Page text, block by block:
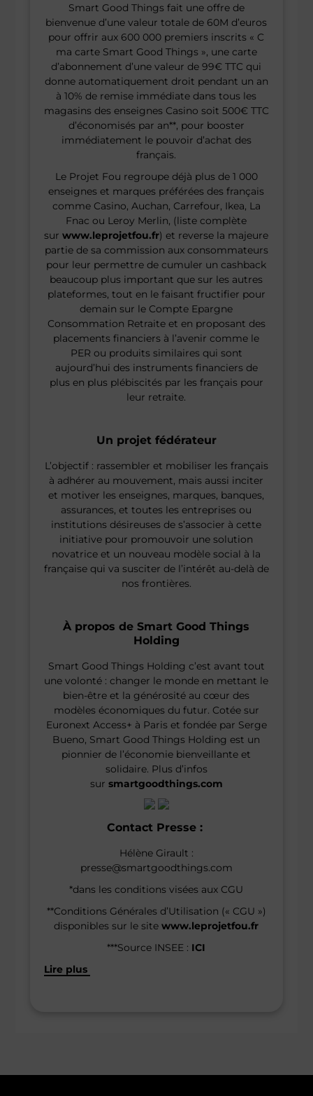
Smart Good Things fait une offre de
bienvenue d’une valeur totale de 60M d’euros
pour offrir aux 600 000 premiers inscrits « C
ma carte Smart Good Things », une carte
d’abonnement d’une valeur de 99€ TTC qui
donne automatiquement droit pendant un an
à 10% de remise immédiate dans tous les
magasins des enseignes Casino soit 500€ TTC
d’économisés par an**, pour booster
immédiatement le pouvoir d’achat des
français.
Le Projet Fou regroupe déjà plus de 1 000
enseignes et marques préférées des français
comme Casino, Auchan, Carrefour, Ikea, La
Fnac ou Leroy Merlin, (liste complète
surwww.leprojetfou.fr) et reverse la majeure
partie de sa commission aux consommateurs
pour leur permettre de cumuler un cashback
beaucoup plus important que sur les autres
plateformes, tout en le faisant fructifier pour
demain sur le Compte Epargne
Consommation Retraite et en proposant des
placements financiers à l’avenir comme le
PER ou produits similaires qui sont
aujourd’hui des instruments financiers de
plus en plus plébiscités par les français pour
leur retraite.
Un projet fédérateur
L’objectif : rassembler et mobiliser les français
à adhérer au mouvement, mais aussi inciter
et motiver les enseignes, marques, banques,
assurances, et toutes les entreprises ou
institutions désireuses de s’associer à cette
initiative pour promouvoir une solution
novatrice et un nouveau modèle social à la
française qui va susciter de l’intérêt au-delà de
nos frontières.
À propos de Smart Good Things
Holding
Smart Good Things Holding c’est avant tout
une volonté : changer le monde en mettant le
bien-être et la générosité au cœur des
modèles économiques du futur. Cotée sur
Euronext Access+ à Paris et fondée par Serge
Bueno, Smart Good Things Holding est un
pionnier de l’économie bienveillante et
solidaire. Plus d’infos
sur smartgoodthings.com
Contact Presse :
Hélène Girault :
presse@smartgoodthings.com
*dans les conditions visées aux CGU
**Conditions Générales d’Utilisation (« CGU »)
disponibles sur le sitewww.leprojetfou.fr
***Source INSEE : ICI
Lire plus